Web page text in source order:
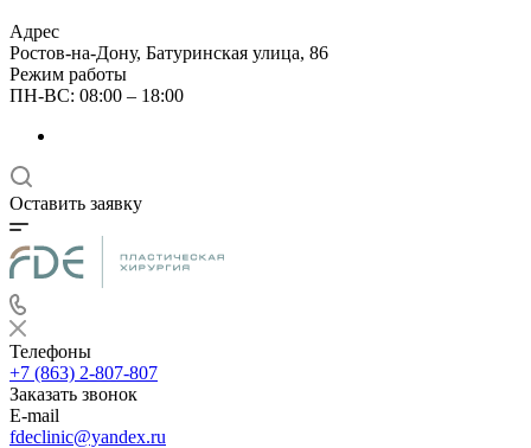
Адрес
Ростов-на-Дону, Батуринская улица, 86
Режим работы
ПН-ВС: 08:00 – 18:00
Оставить заявку
Телефоны
+7 (863) 2-807-807
Заказать звонок
E-mail
fdeclinic@yandex.ru